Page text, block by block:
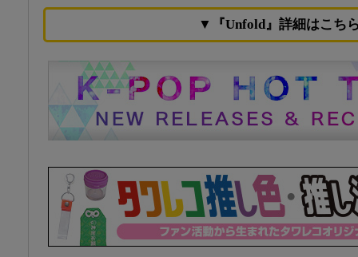
▼『Unfold』詳細はこち